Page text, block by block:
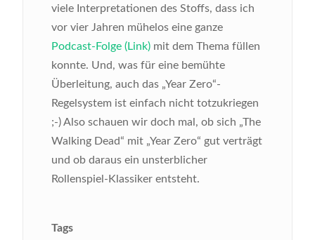
viele Interpretationen des Stoffs, dass ich
vor vier Jahren mühelos eine ganze
Podcast-Folge (Link) mit dem Thema füllen
konnte. Und, was für eine bemühte
Überleitung, auch das „Year Zero“-
Regelsystem ist einfach nicht totzukriegen
;-) Also schauen wir doch mal, ob sich „The
Walking Dead“ mit „Year Zero“ gut verträgt
und ob daraus ein unsterblicher
Rollenspiel-Klassiker entsteht.
Tags